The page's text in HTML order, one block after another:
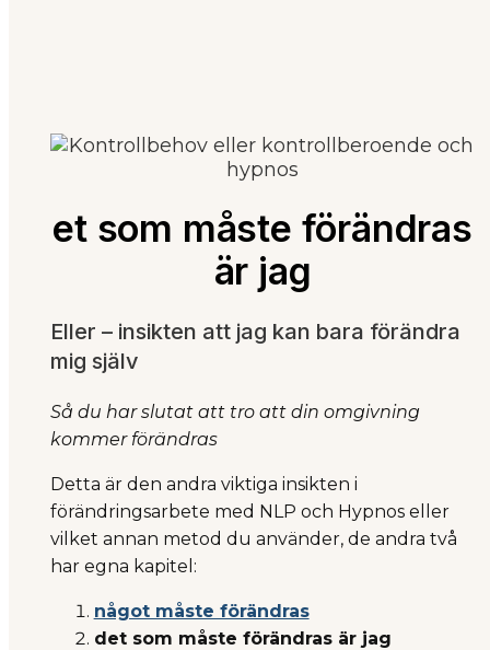
et som måste förändras
är jag
Eller – insikten att jag kan bara förändra
mig själv
Så du har slutat att tro att din omgivning
kommer förändras
Detta är den andra viktiga insikten i
förändringsarbete med NLP och Hypnos eller
vilket annan metod du använder, de andra två
har egna kapitel:
något måste förändras
det som måste förändras är jag